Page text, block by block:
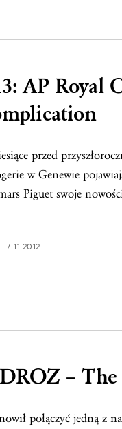
AP Royal
przed
w Genewie
Piguet swoje
7.11.2012
– The
połączyć jedną z